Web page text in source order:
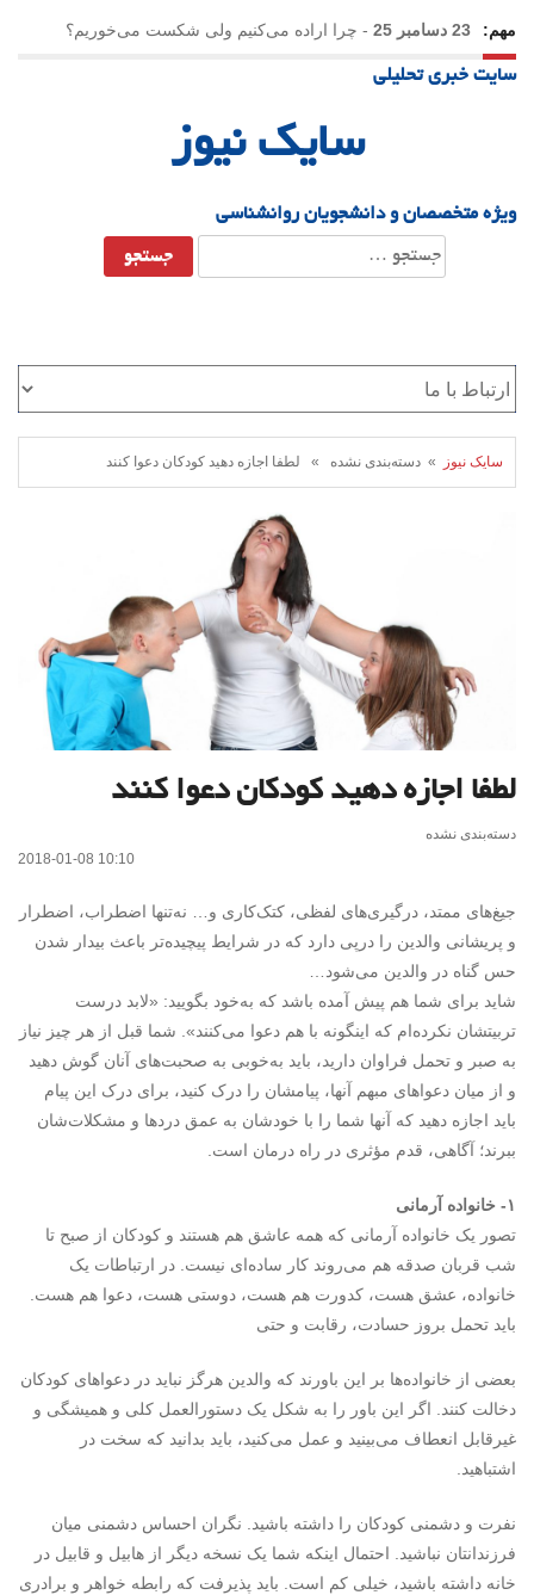
مهم: 23 دسامبر 25 - چرا اراده می‌کنیم ولی شکست می‌خوریم؟
21 دسامبر 25
سایت خبری تحلیلی
سایک نیوز
ویژه متخصصان و دانشجویان روانشناسی
جستجو
برای:
سایک نیوز » دسته‌بندی نشده » لطفا اجازه دهید کودکان دعوا کنند
لطفا اجازه دهید کودکان دعوا کنند
دسته‌بندی نشده
2018-01-08 10:10
جیغ‌های ممتد، درگیری‌های لفظی، کتک‌کاری و… نه‌تنها اضطراب، اضطرار
و پریشانی والدین را درپی دارد که در شرایط پیچیده‌تر باعث بیدار شدن
حس گناه در والدین می‌شود…
شاید برای شما هم پیش آمده باشد که به‌خود بگویید: «لابد درست
تربیتشان نکرده‌ام که اینگونه با هم دعوا می‌کنند». شما قبل از هر چیز نیاز
به صبر و تحمل فراوان دارید، باید به‌خوبی به صحبت‌های آنان گوش دهید
و از میان دعواهای مبهم آنها، پیامشان را درک کنید، برای درک این پیام
باید اجازه دهید که آنها شما را با خودشان به عمق دردها و مشکلات‌شان
ببرند؛ آگاهی، قدم مؤثری در راه درمان است.
۱- خانواده آرمانی
تصور یک خانواده آرمانی که همه عاشق هم هستند و کودکان از صبح تا
شب قربان صدقه هم می‌روند کار ساده‌ای نیست. در ارتباطات یک
خانواده، عشق هست، کدورت هم هست، دوستی هست، دعوا هم هست.
باید تحمل بروز حسادت، رقابت و حتی
بعضی از خانواده‌ها بر این باورند که والدین هرگز نباید در دعواهای کودکان
دخالت کنند. اگر این باور را به شکل یک دستورالعمل کلی و همیشگی و
غیرقابل انعطاف می‌بینید و عمل می‌کنید، باید بدانید که سخت در
اشتباهید.
نفرت و دشمنی کودکان را داشته باشید. نگران احساس دشمنی میان
فرزندانتان نباشید. احتمال اینکه شما یک نسخه دیگر از هابیل و قابیل در
خانه داشته باشید، خیلی کم است. باید پذیرفت که رابطه خواهر و برادری